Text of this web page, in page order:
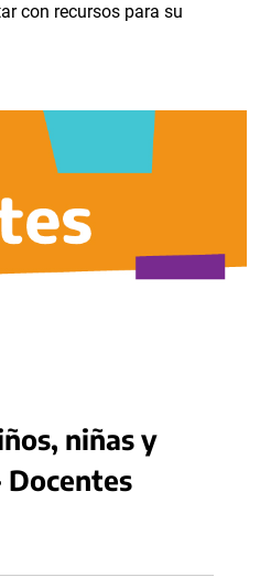
con recursos para su
niñas y
Docentes